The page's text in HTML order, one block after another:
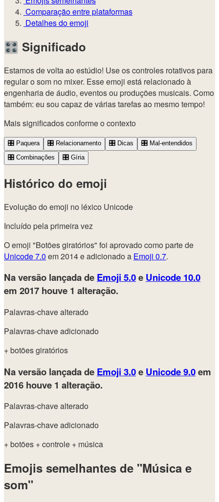
Comparação entre plataformas
Detalhes do emoji
🎛️ Significado
Estamos de volta ao estúdio! Use os controles rotativos para
regular o som no mixer. Esse emoji está relacionado à
engenharia de áudio, eventos ou produções musicais. Como
também: eu sou capaz de várias tarefas ao mesmo tempo!
Mais significados conforme o contexto
🎛️ Paquera 🎛️ Relacionamento 🎛️ Dicas 🎛️ Mal-entendidos
🎛️ Combinações 🎛️ Gíria
Histórico do emoji
Evolução do emoji no léxico Unicode
Incluído pela primeira vez
O emoji "Botões giratórios" foi aprovado como parte de
Unicode 7.0 em 2014 e adicionado a Emoji 0.7.
Na versão lançada de Emoji 5.0e Unicode 10.0
em 2017 houve 1 alteração.
Palavras-chave alterado
Palavras-chave adicionado
+ botões giratórios
Na versão lançada de Emoji 3.0e Unicode 9.0em
2016 houve 1 alteração.
Palavras-chave alterado
Palavras-chave adicionado
+ botões + controle + música
Emojis semelhantes de "Música e
som"